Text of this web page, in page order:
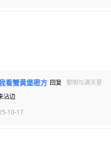
看蟹黄堡密方 回复
黎明与满天星
沾边
10-17